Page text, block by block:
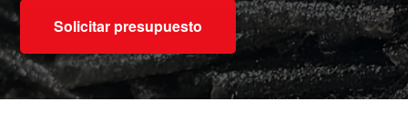
Solicitar presupuesto